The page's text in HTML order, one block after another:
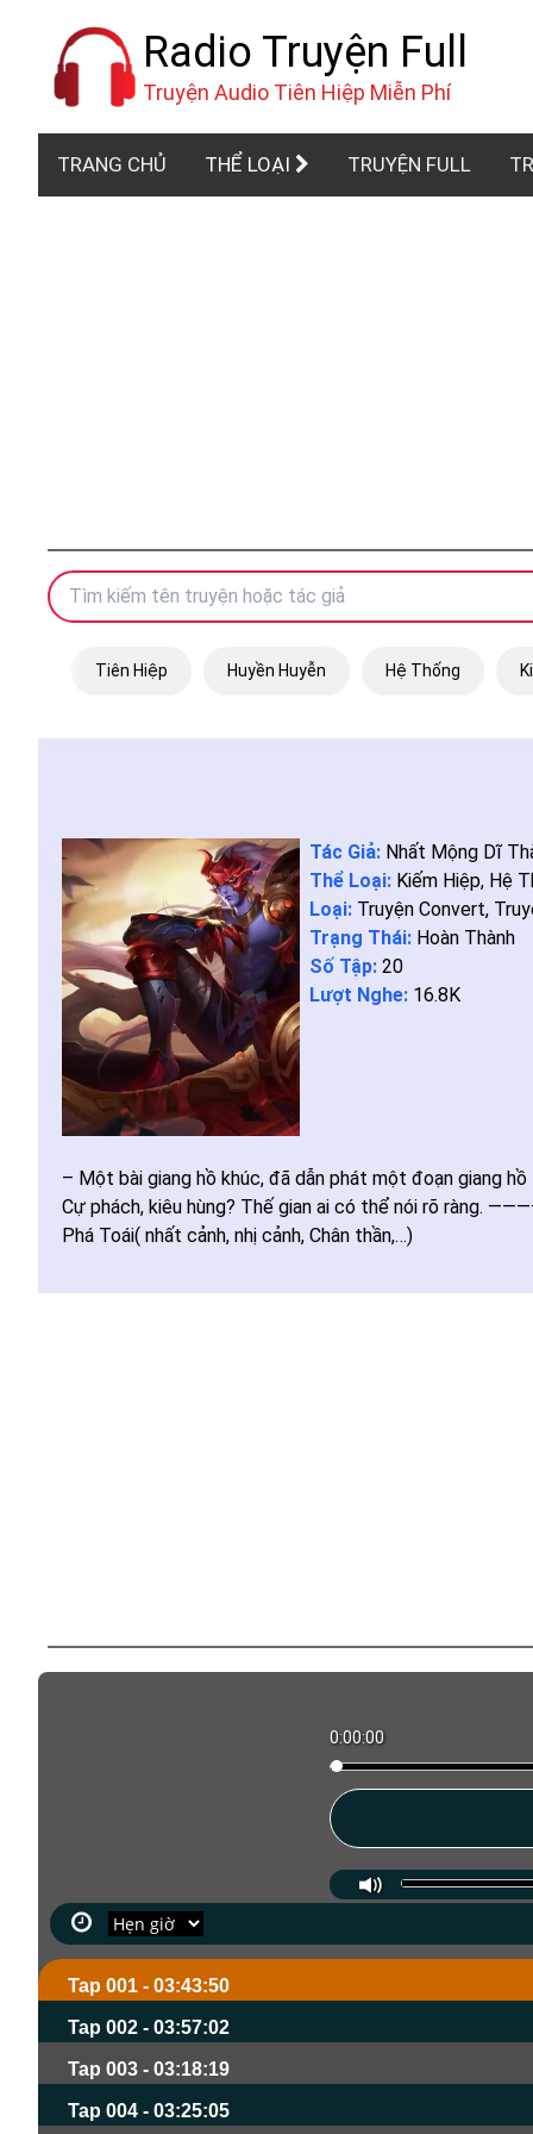
Radio Truyện Full
Truyện Audio Tiên Hiệp Miễn Phí
TRANG CHỦ THỂ LOẠI TRUYỆN FULL
Tiên Hiệp Huyền Huyễn Hệ Thống
Tác Giả: Nhất Mộng Dĩ
Thể Loại: Kiếm Hiệp, Hệ
Loại: Truyện Convert,
Trạng Thái: Hoàn Thành
Số Tập: 20
Lượt Nghe: 16.8K
– Một bài giang hồ khúc, đã dẫn phát một đoạn giang
Cự phách, kiêu hùng? Thế gian ai có thể nói rõ
Phá Toái( nhất cảnh, nhị cảnh, Chân thần,…)
0:00:00
Tap 001 - 03:43:50
Tap 002 - 03:57:02
Tap 003 - 03:18:19
Tap 004 - 03:25:05